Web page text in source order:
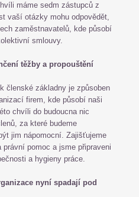
máme sedm zástupců z
vaší otázky mohu odpovědět,
zaměstnavatelů, kde působí
smlouvy.
těžby a propouštění
členské základny je způsoben
firem, kde působí naši
chvíli do budoucna nic
za které budeme
jim nápomocní. Zajišťujeme
pomoc a jsme připraveni
a hygieny práce.
nyní spadají pod